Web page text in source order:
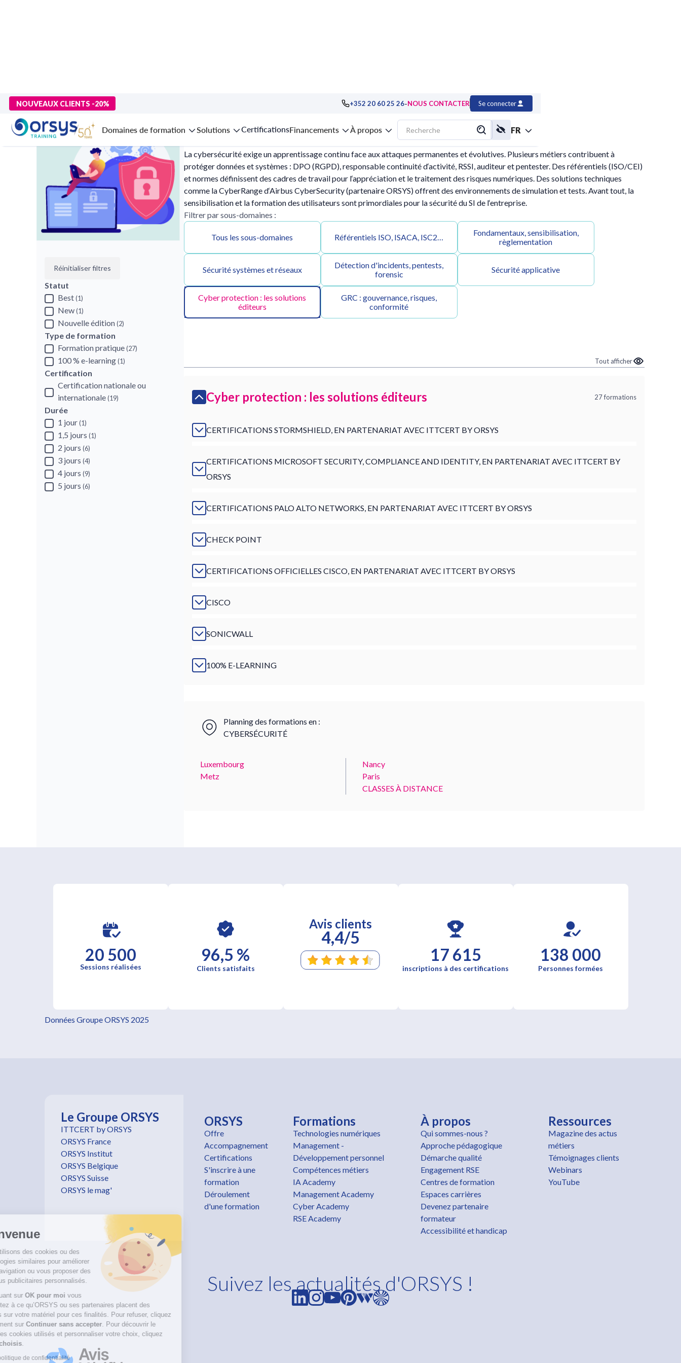
Bienvenue
Nous utilisons des cookies ou des
technologies similaires pour améliorer
votre navigation ou vous proposer des
contenus publicitaires personnalisés.
En cliquant sur OK pour moi
consentez à ce qu’ORSYS ou ses partenaires placent des
cookies sur votre matériel pour ces finalités. Pour refuser, cliquez
simplement surContinuer sans accepter. Pour découvrir le
détail des cookies utilisés et personnaliser votre choix, cliquez
sur
Lire la politique de confidentialité
NOUVEAUX CLIENTS -20% +352 20 60 25 26-NOUS CONTACTER Se connecter
Domaines de formation Solutions CertificationsFinancements À propos FR
>Accueil>Technologies numériques
Cybersécurité
La cybersécurité exige un apprentissage continu face aux attaques permanentes et évolutives. Plusieurs métiers contribuent à
protéger données et systèmes : DPO (RGPD), responsable continuité d‘activité, RSSI, auditeur et pentester. Des référentiels (ISO/CEI)
et normes définissent des cadres de travail pour l‘appréciation et le traitement des risques numériques. Des solutions techniques
comme la CyberRange d‘Airbus CyberSecurity (partenaire ORSYS) offrent des environnements de simulation et tests. Avant tout, la
sensibilisation et la formation des utilisateurs sont primordiales pour la sécurité du SI de l‘entreprise.
Filtrer par sous-domaines :
Tous les sous-domaines Référentiels ISO, ISACA, ISC2…
Fondamentaux, sensibilisation,
règlementation
Sécurité systèmes et réseaux
Détection d'incidents, pentests,
forensic
Sécurité applicative
Cyber protection : les solutions
éditeurs
GRC : gouvernance, risques,
conformité
Tout afficher
Cyber protection : les solutions éditeurs 27 formations
CERTIFICATIONS STORMSHIELD, EN PARTENARIAT AVEC ITTCERT BY ORSYS
CERTIFICATIONS MICROSOFT SECURITY, COMPLIANCE AND IDENTITY, EN PARTENARIAT AVEC ITTCERT BY
ORSYS
CERTIFICATIONS PALO ALTO NETWORKS, EN PARTENARIAT AVEC ITTCERT BY ORSYS
CHECK POINT
CERTIFICATIONS OFFICIELLES CISCO, EN PARTENARIAT AVEC ITTCERT BY ORSYS
CISCO
SONICWALL
100% E-LEARNING
Planning des formations en :
CYBERSÉCURITÉ
Luxembourg
Metz
Nancy
Paris
CLASSES À DISTANCE
Réinitialiser filtres
Statut
Best(1)
New(1)
Nouvelle édition(2)
Type de formation
Formation pratique(27)
100 % e-learning(1)
Certification
Certification nationale ou
internationale(19)
Durée
1 jour(1)
1,5 jours (1)
2 jours (6)
3 jours (4)
4 jours (9)
5 jours (6)
20 500
Sessions réalisées
96,5 %
Clients satisfaits
Avis clients
4,4/5
17 615
inscriptions à des certifications
138 000
Personnes formées
Données Groupe ORSYS 2025
Le Groupe ORSYS
ITTCERT by ORSYS
ORSYS France
ORSYS Institut
ORSYS Belgique
ORSYS Suisse
ORSYS le mag'
ORSYS
Offre
Accompagnement
Certifications
S'inscrire à une
formation
Déroulement
d'une formation
Formations
Technologies numériques
Management -
Développement personnel
Compétences métiers
IA Academy
Management Academy
Cyber Academy
RSE Academy
À propos
Qui sommes-nous ?
Approche pédagogique
Démarche qualité
Engagement RSE
Centres de formation
Espaces carrières
Devenez partenaire
formateur
Accessibilité et handicap
Ressources
Magazine des actus
métiers
Témoignages clients
Webinars
YouTube
Suivez les actualités d'ORSYS !